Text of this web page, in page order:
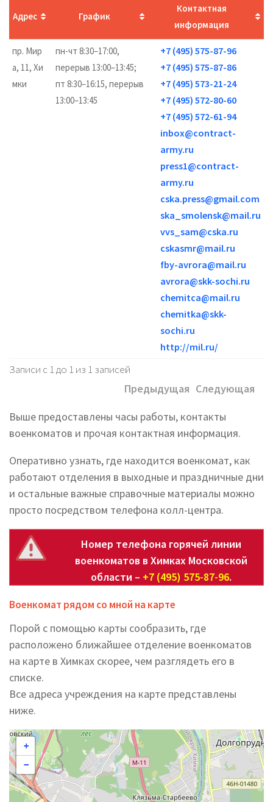
Адрес График
Контактная
информация
пр. Мир
а, 11, Хи
мки
пн-чт 8:30–17:00,
перерыв 13:00–13:45;
пт 8:30–16:15, перерыв
13:00–13:45
+7 (495) 575-87-96
+7 (495) 575-87-86
+7 (495) 573-21-24
+7 (495) 572-80-60
+7 (495) 572-61-94
inbox@contract-
army.ru
press1@contract-
army.ru
cska.press@gmail.com
ska_smolensk@mail.ru
vvs_sam@cska.ru
cskasmr@mail.ru
fby-avrora@mail.ru
avrora@skk-sochi.ru
chemitca@mail.ru
chemitka@skk-
sochi.ru
http://mil.ru/
Записи с 1 до 1 из 1 записей
Предыдущая Следующая
Выше предоставлены часы работы, контакты
военкоматов и прочая контактная информация.
Оперативно узнать, где находится военкомат, как
работают отделения в выходные и праздничные дни
и остальные важные справочные материалы можно
просто посредством телефона колл-центра.
Номер телефона горячей линии
военкоматов в Химках Московской
области – +7 (495) 575-87-96.
Военкомат рядом со мной на карте
Порой с помощью карты сообразить, где
расположено ближайшее отделение военкоматов
на карте в Химках скорее, чем разглядеть его в
списке.
Все адреса учреждения на карте представлены
ниже.
+
−